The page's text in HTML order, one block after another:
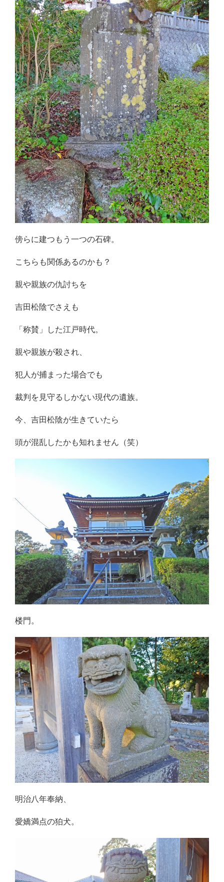
傍らに建つもう一つの石碑。
こちらも関係あるのかも？
親や親族の仇討ちを
吉田松陰でさえも
「称賛」した江戸時代。
親や親族が殺され、
犯人が捕まった場合でも
裁判を見守るしかない現代の遺族。
今、吉田松陰が生きていたら
頭が混乱したかも知れません（笑）
楼門。
明治八年奉納、
愛嬌満点の狛犬。